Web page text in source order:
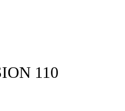
110